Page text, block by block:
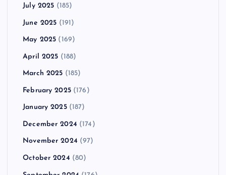
July 2025 (185)
June 2025 (191)
May 2025 (169)
April 2025 (188)
March 2025 (185)
February 2025(176)
January 2025(187)
December 2024 (174)
November 2024 (97)
October 2024 (80)